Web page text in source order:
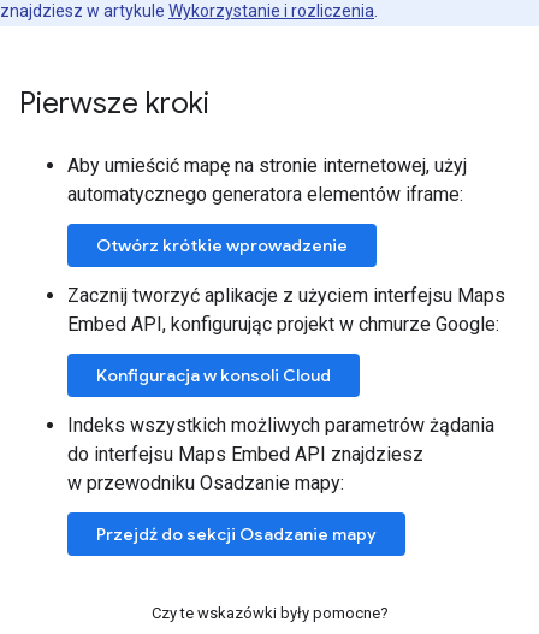
znajdziesz w artykule Wykorzystanie i rozliczenia
Pierwsze kroki
Aby umieścić mapę na stronie internetowej, użyj
automatycznego generatora elementów iframe:
Otwórz krótkie wprowadzenie
Zacznij tworzyć aplikacje z użyciem interfejsu Maps
Embed API, konfigurując projekt w chmurze Google:
Konfiguracja w konsoli Cloud
Indeks wszystkich możliwych parametrów żądania
do interfejsu Maps Embed API znajdziesz
w przewodniku Osadzanie mapy:
Przejdź do sekcji Osadzanie mapy
Czy te wskazówki były pomocne?